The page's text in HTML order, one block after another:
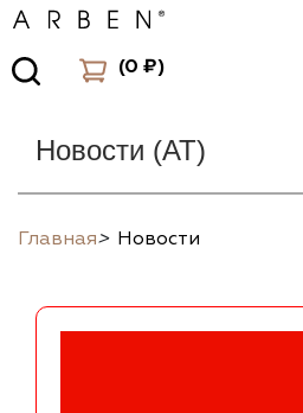
(0 ₽)
Новости (AT)
Главная> Новости